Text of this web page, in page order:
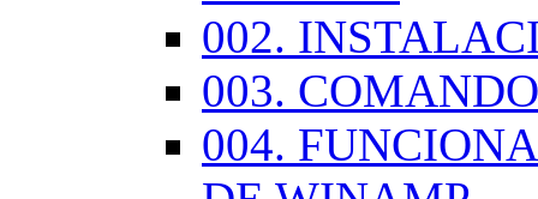
002.
003.
004.